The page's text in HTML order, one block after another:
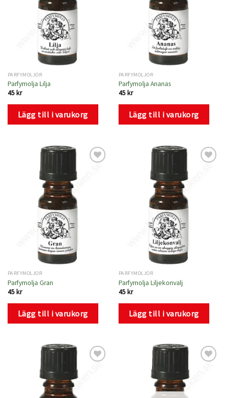
PARFYMOLJOR
Parfymolja Lilja
45 kr
Lägg till i varukorg
PARFYMOLJOR
Parfymolja Ananas
45 kr
Lägg till i varukorg
önskelistan
PARFYMOLJOR
Parfymolja Gran
45 kr
Lägg till i varukorg
önskelistan
PARFYMOLJOR
Parfymolja Liljekonvalj
45 kr
Lägg till i varukorg
önskelistan
önskelistan